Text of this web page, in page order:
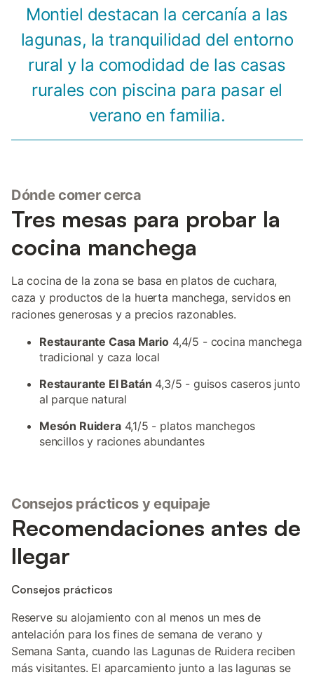
Montiel destacan la cercanía a las
lagunas, la tranquilidad del entorno
rural y la comodidad de las casas
rurales con piscina para pasar el
verano en familia.
Dónde comer cerca
Tres mesas para probar la
cocina manchega
La cocina de la zona se basa en platos de cuchara,
caza y productos de la huerta manchega, servidos en
raciones generosas y a precios razonables.
Restaurante Casa Mario 4,4/5 - cocina manchega
tradicional y caza local
Restaurante El Batán 4,3/5 - guisos caseros junto
al parque natural
Mesón Ruidera4,1/5 - platos manchegos
sencillos y raciones abundantes
Consejos prácticos y equipaje
Recomendaciones antes de
llegar
Consejos prácticos
Reserve su alojamiento con al menos un mes de
antelación para los fines de semana de verano y
Semana Santa, cuando las Lagunas de Ruidera reciben
más visitantes. El aparcamiento junto a las lagunas se